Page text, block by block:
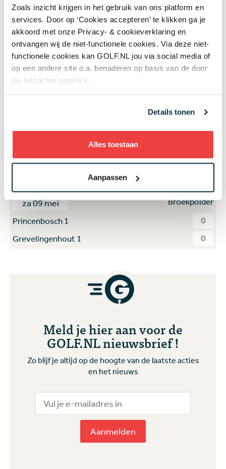
Zoals inzicht krijgen in het gebruik van ons platform en
services. Door op ‘Cookies accepteren’ te klikken ga je
akkoord met onze Privacy- & cookieverklaring en
ontvangen wij de niet-functionele cookies. Via deze niet-
functionele cookies kan GOLF.NL jou via social media of
op een andere site o.a. benaderen op basis van de door
jou bezochte pagina’s.
Details tonen
Alles toestaan
Aanpassen
Koninklijke Haagsche 1 0
za 02 mei
Grevelingenhout
Rosendaelsche 1
0
Princenbosch 1 0
0
Noordwijkse 1
0
za 09 mei
Broekpolder
Princenbosch 1
0
Grevelingenhout 1 0
Meld je hier aan voor de
GOLF.NL nieuwsbrief !
Zo blijf je altijd op de hoogte van de laatste acties
en het nieuws
Aanmelden